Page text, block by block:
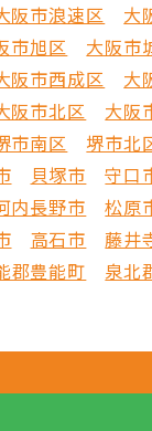
阪市浪速区 大
市旭区 大阪市
阪市西成区 大
阪市北区 大阪
市南区 堺市北
貝塚市 守口
内長野市 松原
高石市 藤井
郡豊能町 泉北